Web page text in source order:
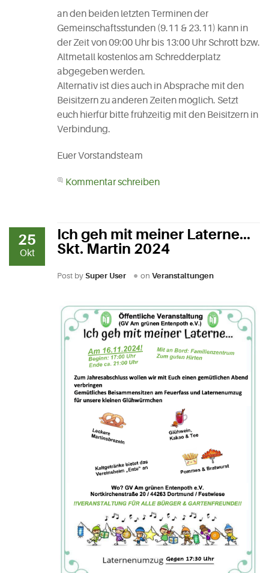
an den beiden letzten Terminen der
Gemeinschaftsstunden (9.11 & 23.11) kann in
der Zeit von 09:00 Uhr bis 13:00 Uhr Schrott bzw.
Altmetall kostenlos am Schredderplatz
abgegeben werden.
Alternativ ist dies auch in Absprache mit den
Beisitzern zu anderen Zeiten möglich. Setzt
euch hierfür bitte frühzeitig mit den Beisitzern in
Verbindung.
Euer Vorstandsteam
Kommentar schreiben
25
Okt
Ich geh mit meiner Laterne...
Skt. Martin 2024
Post by Super User on Veranstaltungen